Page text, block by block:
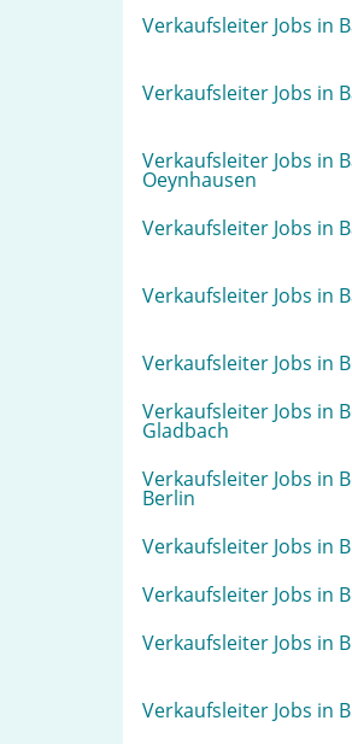
Verkaufsleiter Jobs in
Verkaufsleiter Jobs in
Verkaufsleiter Jobs in
Oeynhausen
Verkaufsleiter Jobs in
Verkaufsleiter Jobs in
Verkaufsleiter Jobs in
Verkaufsleiter Jobs in
Gladbach
Verkaufsleiter Jobs in
Berlin
Verkaufsleiter Jobs in
Verkaufsleiter Jobs in
Verkaufsleiter Jobs in
Verkaufsleiter Jobs in